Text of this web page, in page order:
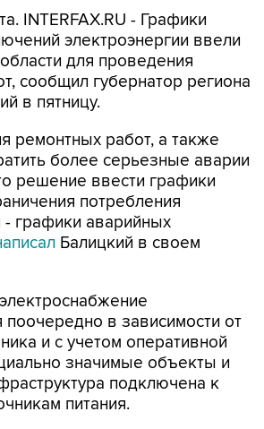
INTERFAX.RU - Графики
электроэнергии ввели
для проведения
сообщил губернатор региона
в пятницу.
ремонтных работ, а также
более серьезные аварии
решение ввести графики
потребления
- графики аварийных
Балицкий в своем
поочередно в зависимости от
и с учетом оперативной
значимые объекты и
подключена к
питания.